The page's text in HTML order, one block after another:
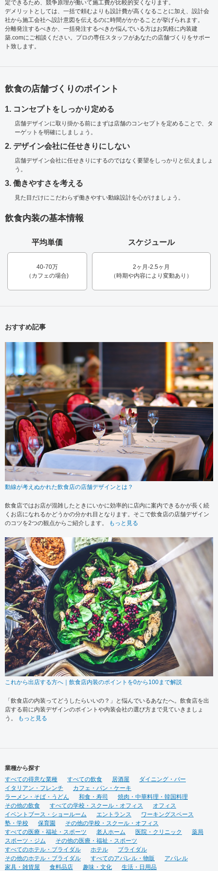
定できるため、競争原理が働いて施工費が比較的安くなります。
デメリットとしては、一括で頼むよりも設計費が高くなることに加え、設計会
社から施工会社へ設計意図を伝えるのに時間がかかることが挙げられます。
分離発注するべきか、一括発注するべきか悩んでいる方はお気軽に内装建
築.comにご相談ください。プロの専任スタッフがあなたの店舗づくりをサポー
ト致します。
飲食の店舗づくりのポイント
1. コンセプトをしっかり定める
店舗デザインに取り掛かる前にまずは店舗のコンセプトを定めることで、タ
ーゲットを明確にしましょう。
2. デザイン会社に任せきりにしない
店舗デザイン会社に任せきりにするのではなく要望をしっかりと伝えましょ
う。
3. 働きやすさを考える
見た目だけにこだわらず働きやすい動線設計を心がけましょう。
飲食内装の基本情報
平均単価
40-70万
（カフェの場合)
スケジュール
2ヶ月-2.5ヶ月
（時期や内容により変動あり）
おすすめ記事
動線が考えぬかれた飲食店の店舗デザインとは？
飲食店ではお店が混雑したときにいかに効率的に店内に案内できるかが長く続
くお店になれるかどうかの分かれ目となります。そこで飲食店の店舗デザイン
のコツを2つの観点からご紹介します。
もっと見る
これから出店する方へ｜飲食店内装のポイントを0から100まで解説
「飲食店の内装ってどうしたらいいの？」と悩んでいるあなたへ。飲食店を出
店する前に内装デザインのポイントや内装会社の選び方まで見ていきましょ
う。
もっと見る
業種から探す
すべての得意な業種
すべての飲食 居酒屋
ダイニング・バー
イタリアン・フレンチ
カフェ・パン・ケーキ
ラーメン・そば・うどん
和食・寿司
焼肉・中華料理・韓国料理
その他の飲食
すべての学校・スクール・オフィス
オフィス
イベントブース・ショールーム
エントランス
ワーキングスペース
塾・学校
保育園
その他の学校・スクール・オフィス
すべての医療・福祉・スポーツ
老人ホーム 医院・クリニック
薬局
スポーツ・ジム
その他の医療・福祉・スポーツ
すべてのホテル・ブライダル
ホテル
ブライダル
その他のホテル・ブライダル
すべてのアパレル・物販
アパレル
家具・雑貨屋
食料品店 趣味・文化
生活・日用品